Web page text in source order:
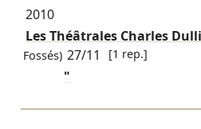
2010
Les Théâtrales Charles
Fossés) 27/11 [1 rep.]
"